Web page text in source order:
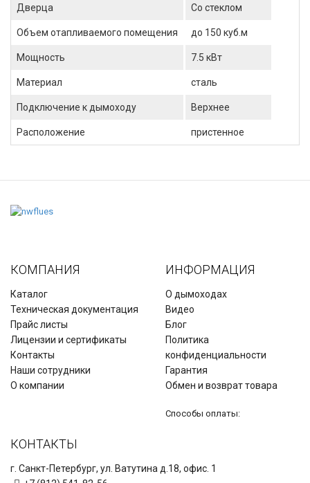
Дверца Со стеклом
Объем отапливаемого помещения до 150 куб.м
Мощность 7.5 кВт
Материал сталь
Подключение к дымоходу Верхнее
Расположение пристенное
КОМПАНИЯ
Каталог
Техническая документация
Прайс листы
Лицензии и сертификаты
Контакты
Наши сотрудники
О компании
ИНФОРМАЦИЯ
О дымоходах
Видео
Блог
Политика
конфиденциальности
Гарантия
Обмен и возврат товара
Способы оплаты:
КОНТАКТЫ
г. Санкт-Петербург, ул. Ватутина д.18, офис. 1